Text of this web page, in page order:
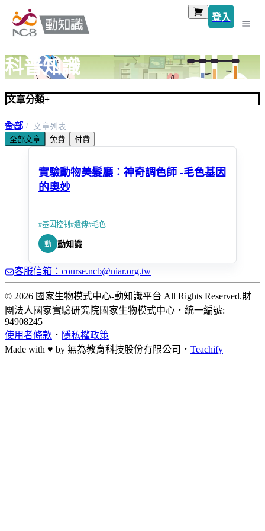
登入
科普知識
文章分類+
全部
生醫研究
首頁
文章列表
全部文章
免費 付費
實驗動物美髮廳：神奇調色師 -毛色基因
的奧妙
#基因控制 #遺傳#毛色
動 動知識
客服信箱：course.ncb@niar.org.tw
© 2026 國家生物模式中心-動知識平台 All Rights Reserved.財
團法人國家實驗研究院國家生物模式中心 ． 統一編號:
94908245
使用者條款 ． 隱私權政策
Made with ♥ by 無為教育科技股份有限公司． Teachify